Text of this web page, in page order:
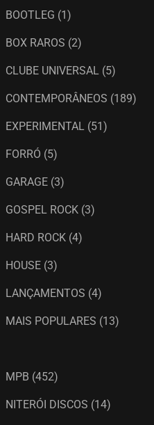
BOOTLEG (1)
BOX RAROS (2)
CLUBE UNIVERSAL (5)
CONTEMPORÂNEOS (189)
EXPERIMENTAL (51)
FORRÓ (5)
GARAGE (3)
GOSPEL ROCK (3)
HARD ROCK (4)
HOUSE (3)
LANÇAMENTOS (4)
MAIS POPULARES (13)
MPB (452)
NITERÓI DISCOS (14)